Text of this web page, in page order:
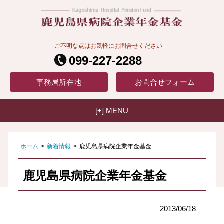
ご不明な点はお気軽にお問合せください
099-227-2288
事務局所在地 お問合せフォーム
[+] MENU
ホーム > 新着情報 > 鹿児島県病院企業年金基金
鹿児島県病院企業年金基金
2013/06/18